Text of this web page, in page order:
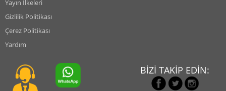
Yayın İlkeleri
Gizlilik Politikası
Çerez Politikası
Yardım
BİZİ TAKİP EDİN: